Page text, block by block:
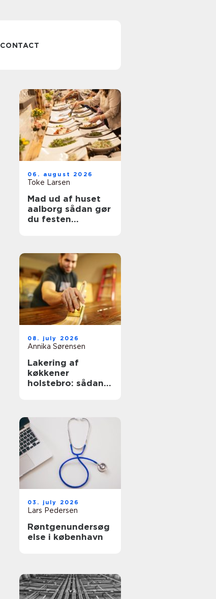
CONTACT
06. august 2026
Toke Larsen
Mad ud af huset
aalborg sådan gør
du festen
08. july 2026
Annika Sørensen
Lakering af
køkkener
holstebro: sådan
03. july 2026
Lars Pedersen
Røntgenundersøg
else i københavn